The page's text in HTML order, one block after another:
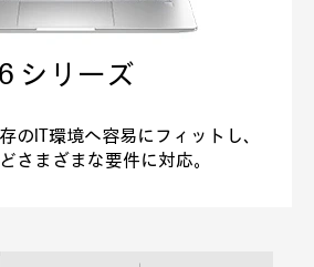
6 シリーズ
のIT環境へ容易にフィットし、
さまざまな要件に対応。